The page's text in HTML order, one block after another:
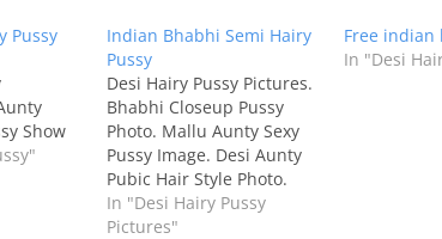
Pussy
Show
Indian Bhabhi Semi Hairy
Pussy
Desi Hairy Pussy Pictures.
Bhabhi Closeup Pussy
Photo. Mallu Aunty Sexy
Pussy Image. Desi Aunty
Pubic Hair Style Photo.
In "Desi Hairy Pussy
Pictures"
Free indian
In "Desi